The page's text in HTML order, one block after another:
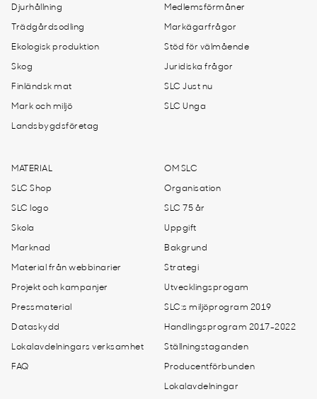
Djurhållning
Trädgårdsodling
Ekologisk produktion
Skog
Finländsk mat
Mark och miljö
Landsbygdsföretag
Medlemsförmåner
Markägarfrågor
Stöd för välmående
Juridiska frågor
SLC Just nu
SLC Unga
MATERIAL
SLC Shop
SLC logo
Skola
Marknad
Material från webbinarier
Projekt och kampanjer
Pressmaterial
Dataskydd
Lokalavdelningars verksamhet
FAQ
OM SLC
Organisation
SLC 75 år
Uppgift
Bakgrund
Strategi
Utvecklingsprogam
SLC:s miljöprogram 2019
Handlingsprogram 2017-2022
Ställningstaganden
Producentförbunden
Lokalavdelningar